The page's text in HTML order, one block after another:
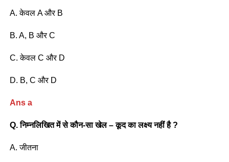
A. केवल A और B
B. A, B और C
C. केवल C और D
D. B, C और D
Ans a
Q. निम्नलिखित में से कौन-सा खेल – कूद का लक्ष्य नहीं है ?
A. जीतना